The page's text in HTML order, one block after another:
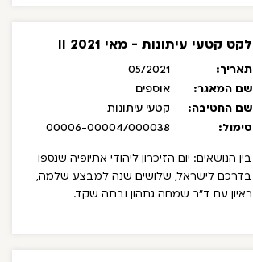
לקט קטעי עיתונות - מאי 2021 II
תאריך:
05/2021
שם המאגר:
אוספים
שם החטיבה:
קטעי עיתונות
סימול:
00006-00004/000038
בין הנושאים: יום הזיכרון ליהודי אתיופיה שנספו
בדרכם לישראל, שלושים שנה למבצע שלמה,
ראיון עם ד"ר שמחה גתהון ובתה שקד.